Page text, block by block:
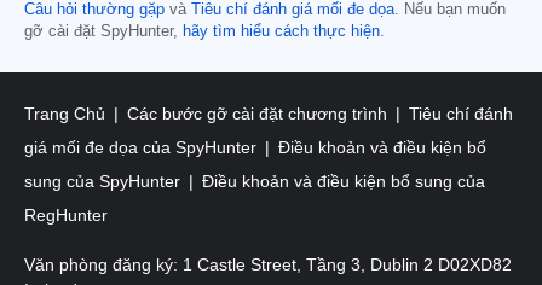
Câu hỏi thường gặp và Tiêu chí đánh giá mối đe dọa. Nếu bạn muốn
gỡ cài đặt SpyHunter, hãy tìm hiểu cách thực hiện.
Trang Chủ Các bước gỡ cài đặt chương trình
Tiêu chí đánh
giá mối đe dọa của SpyHunter
Điều khoản và điều kiện bổ
sung của SpyHunter
Điều khoản và điều kiện bổ sung của
RegHunter
Văn phòng đăng ký: 1 Castle Street, Tầng 3, Dublin 2 D02XD82